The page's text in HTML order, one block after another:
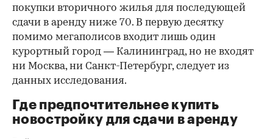
покупки вторичного жилья для последующей
сдачи в аренду ниже 70. В первую десятку
помимо мегаполисов входит лишь один
курортный город — Калининград, но не входят
ни Москва, ни Санкт-Петербург, следует из
данных исследования.
Где предпочтительнее купить
новостройку для сдачи в аренду